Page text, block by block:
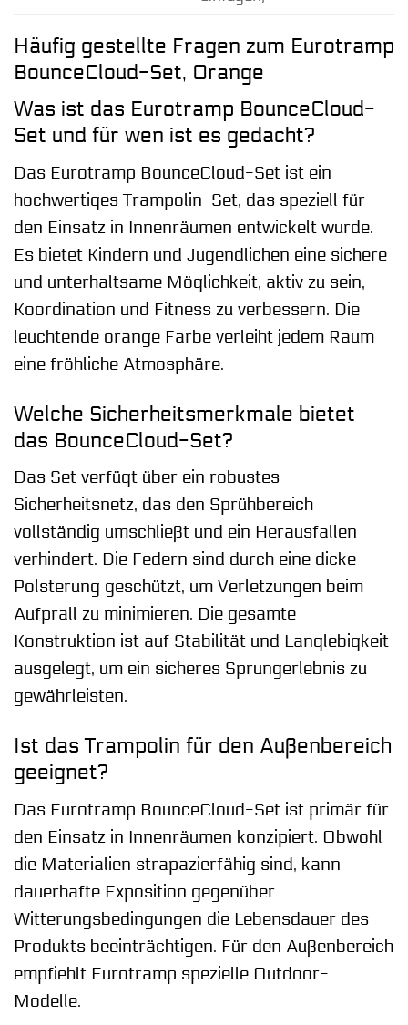
Häufig gestellte Fragen zum Eurotramp
BounceCloud-Set, Orange
Was ist das Eurotramp BounceCloud-
Set und für wen ist es gedacht?
Das Eurotramp BounceCloud-Set ist ein
hochwertiges Trampolin-Set, das speziell für
den Einsatz in Innenräumen entwickelt wurde.
Es bietet Kindern und Jugendlichen eine sichere
und unterhaltsame Möglichkeit, aktiv zu sein,
Koordination und Fitness zu verbessern. Die
leuchtende orange Farbe verleiht jedem Raum
eine fröhliche Atmosphäre.
Welche Sicherheitsmerkmale bietet
das BounceCloud-Set?
Das Set verfügt über ein robustes
Sicherheitsnetz, das den Sprühbereich
vollständig umschließt und ein Herausfallen
verhindert. Die Federn sind durch eine dicke
Polsterung geschützt, um Verletzungen beim
Aufprall zu minimieren. Die gesamte
Konstruktion ist auf Stabilität und Langlebigkeit
ausgelegt, um ein sicheres Sprungerlebnis zu
gewährleisten.
Ist das Trampolin für den Außenbereich
geeignet?
Das Eurotramp BounceCloud-Set ist primär für
den Einsatz in Innenräumen konzipiert. Obwohl
die Materialien strapazierfähig sind, kann
dauerhafte Exposition gegenüber
Witterungsbedingungen die Lebensdauer des
Produkts beeinträchtigen. Für den Außenbereich
empfiehlt Eurotramp spezielle Outdoor-
Modelle.